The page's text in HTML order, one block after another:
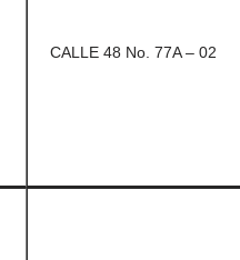
CALLE 48 No. 77A – 02